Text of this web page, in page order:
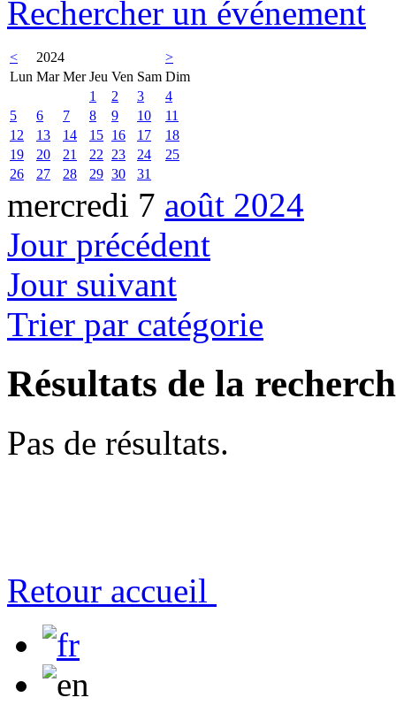
Rechercher un événement
< 2024
>
Lun Mar Mer Jeu Ven Sam Dim
1
2 3
4
5
6 7 8 9 10
11
12
13 14 15 16 17
18
19
20 21 22 23 24
25
26
27 28 29 30 31
mercredi 7 août 2024
Jour précédent
Jour suivant
Trier par catégorie
Résultats de la
Pas de résultats.
Retour accueil